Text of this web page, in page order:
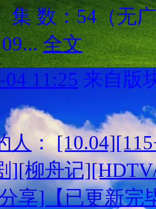
集 数：54（
全文
11:25 来自版
人：
][柳舟记
享]【已更新完